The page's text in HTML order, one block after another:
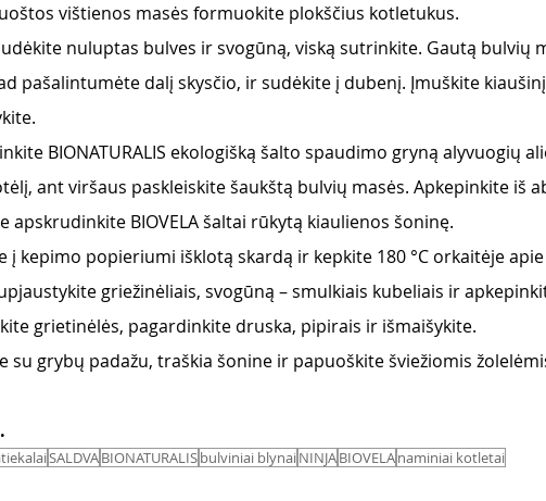
vištienos masės formuokite plokščius kotletukus.
nuluptas bulves ir svogūną, viską sutrinkite. Gautą bulvių
pašalintumėte dalį skysčio, ir sudėkite į dubenį. Įmuškite
BIONATURALIS ekologišką šalto spaudimo gryną alyvuogių
ant viršaus paskleiskite šaukštą bulvių masės. Apkepinkite iš
apskrudinkite BIOVELA šaltai rūkytą kiaulienos šoninę.
į kepimo popieriumi išklotą skardą ir kepkite 180 °C orkaitėje
griežinėliais, svogūną – smulkiais kubeliais ir
grietinėlės, pagardinkite druska, pipirais ir išmaišykite.
su grybų padažu, traškia šonine ir papuoškite šviežiomis
SALDVABIONATURALISbulviniai blynaiNINJABIOVELAnaminiai kotletai